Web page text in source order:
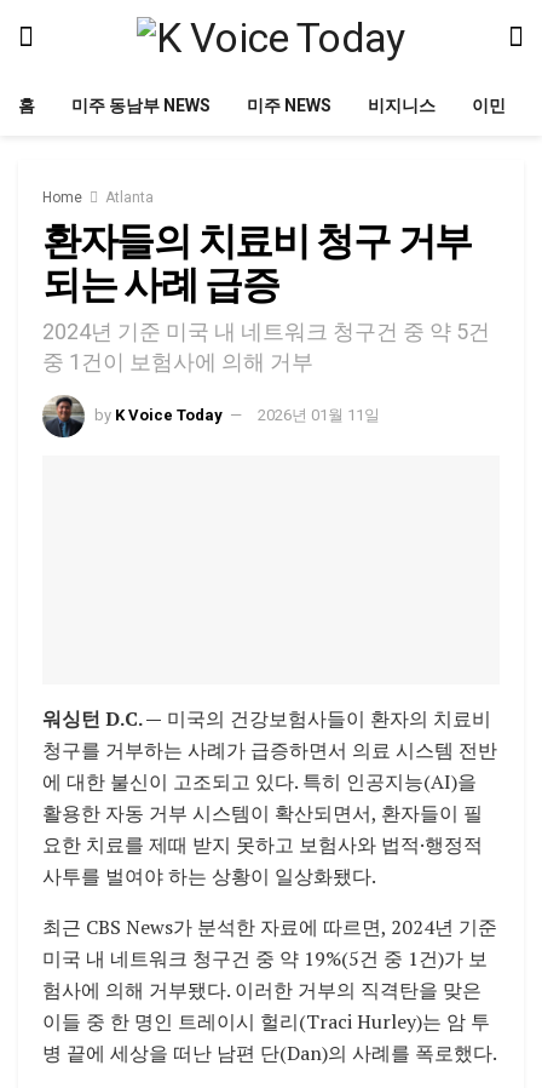
홈 미주 동남부 NEWS 미주 NEWS 비지니스 이민
Home Atlanta
환자들의 치료비 청구 거부
되는 사례 급증
2024년 기준 미국 내 네트워크 청구건 중 약 5건
중 1건이 보험사에 의해 거부
by K Voice Today 2026년 01월 11일
워싱턴 D.C. — 미국의 건강보험사들이 환자의 치료비
청구를 거부하는 사례가 급증하면서 의료 시스템 전반
에 대한 불신이 고조되고 있다. 특히 인공지능(AI)을
활용한 자동 거부 시스템이 확산되면서, 환자들이 필
요한 치료를 제때 받지 못하고 보험사와 법적·행정적
사투를 벌여야 하는 상황이 일상화됐다.
최근 CBS News가 분석한 자료에 따르면, 2024년 기준
미국 내 네트워크 청구건 중 약 19%(5건 중 1건)가 보
험사에 의해 거부됐다. 이러한 거부의 직격탄을 맞은
이들 중 한 명인 트레이시 헐리(Traci Hurley)는 암 투
병 끝에 세상을 떠난 남편 단(Dan)의 사례를 폭로했다.